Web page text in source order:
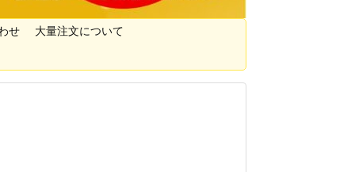
せ 大量注文について